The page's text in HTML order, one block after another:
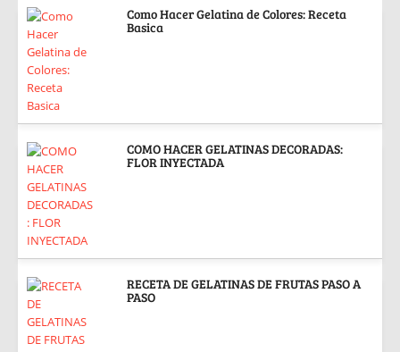
Como Hacer Gelatina de Colores: Receta
Basica
COMO HACER GELATINAS DECORADAS:
FLOR INYECTADA
RECETA DE GELATINAS DE FRUTAS PASO A
PASO